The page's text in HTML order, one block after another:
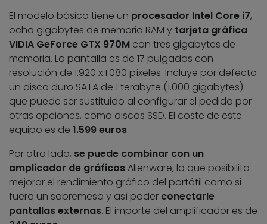
El modelo básico tiene un procesador Intel Core i7,
ocho gigabytes de memoria RAM y tarjeta gráfica
VIDIA GeForce GTX 970M con tres gigabytes de
memoria. La pantalla es de 17 pulgadas con
resolución de 1.920 x 1.080 píxeles. Incluye por defecto
un disco duro SATA de 1 terabyte (1.000 gigabytes)
que puede ser sustituido al configurar el pedido por
otras opciones, como discos SSD. El coste de este
equipo es de 1.599 euros.
Por otro lado, se puede combinar con un
amplicador de gráficosAlienware, lo que posibilita
mejorar el rendimiento gráfico del portátil como si
fuera un sobremesa y así poder conectarle
pantallas externas. El importe del amplificador es de